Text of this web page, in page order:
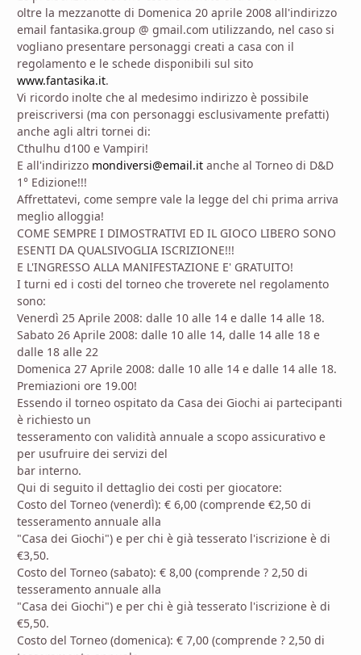
oltre la mezzanotte di Domenica 20 aprile 2008 all'indirizzo
email fantasika.group @ gmail.com utilizzando, nel caso si
vogliano presentare personaggi creati a casa con il
regolamento e le schede disponibili sul sito
www.fantasika.it.
Vi ricordo inolte che al medesimo indirizzo è possibile
preiscriversi (ma con personaggi esclusivamente prefatti)
anche agli altri tornei di:
Cthulhu d100 e Vampiri!
E all'indirizzo mondiversi@email.it anche al Torneo di D&D
1° Edizione!!!
Affrettatevi, come sempre vale la legge del chi prima arriva
meglio alloggia!
COME SEMPRE I DIMOSTRATIVI ED IL GIOCO LIBERO SONO
ESENTI DA QUALSIVOGLIA ISCRIZIONE!!!
E L'INGRESSO ALLA MANIFESTAZIONE E' GRATUITO!
I turni ed i costi del torneo che troverete nel regolamento
sono:
Venerdì 25 Aprile 2008: dalle 10 alle 14 e dalle 14 alle 18.
Sabato 26 Aprile 2008: dalle 10 alle 14, dalle 14 alle 18 e
dalle 18 alle 22
Domenica 27 Aprile 2008: dalle 10 alle 14 e dalle 14 alle 18.
Premiazioni ore 19.00!
Essendo il torneo ospitato da Casa dei Giochi ai partecipanti
è richiesto un
tesseramento con validità annuale a scopo assicurativo e
per usufruire dei servizi del
bar interno.
Qui di seguito il dettaglio dei costi per giocatore:
Costo del Torneo (venerdì): € 6,00 (comprende €2,50 di
tesseramento annuale alla
"Casa dei Giochi") e per chi è già tesserato l'iscrizione è di
€3,50.
Costo del Torneo (sabato): € 8,00 (comprende ? 2,50 di
tesseramento annuale alla
"Casa dei Giochi") e per chi è già tesserato l'iscrizione è di
€5,50.
Costo del Torneo (domenica): € 7,00 (comprende ? 2,50 di